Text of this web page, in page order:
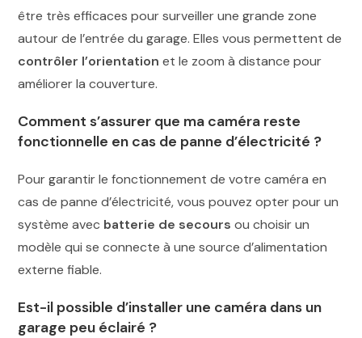
être très efficaces pour surveiller une grande zone
autour de l’entrée du garage. Elles vous permettent de
contrôler l’orientation et le zoom à distance pour
améliorer la couverture.
Comment s’assurer que ma caméra reste
fonctionnelle en cas de panne d’électricité ?
Pour garantir le fonctionnement de votre caméra en
cas de panne d’électricité, vous pouvez opter pour un
système avec batterie de secours ou choisir un
modèle qui se connecte à une source d’alimentation
externe fiable.
Est-il possible d’installer une caméra dans un
garage peu éclairé ?